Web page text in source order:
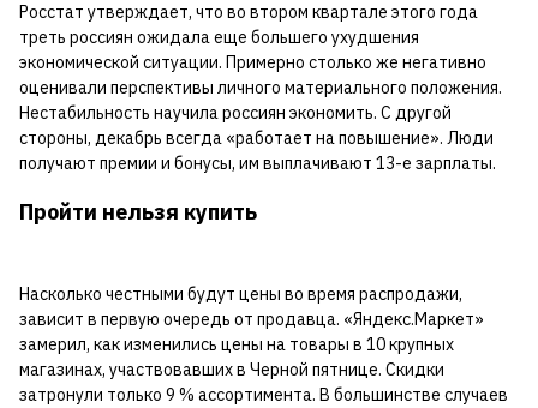
Росстат утверждает, что во втором квартале этого года
треть россиян ожидала еще большего ухудшения
экономической ситуации. Примерно столько же негативно
оценивали перспективы личного материального положения.
Нестабильность научила россиян экономить. С другой
стороны, декабрь всегда «работает на повышение». Люди
получают премии и бонусы, им выплачивают 13-е зарплаты.
Пройти нельзя купить
Насколько честными будут цены во время распродажи,
зависит в первую очередь от продавца. «Яндекс.Маркет»
замерил, как изменились цены на товары в 10 крупных
магазинах, участвовавших в Черной пятнице. Скидки
затронули только 9 % ассортимента. В большинстве случаев